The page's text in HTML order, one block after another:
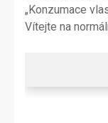
„Konzumace
Vítejte na